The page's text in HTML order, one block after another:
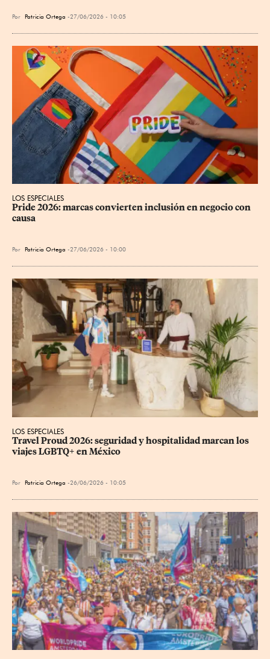
Por Patricia Ortega 27/06/2026 - 10:05
LOS ESPECIALES
Pride 2026: marcas convierten inclusión en negocio con
causa
Por Patricia Ortega 27/06/2026 - 10:00
LOS ESPECIALES
Travel Proud 2026: seguridad y hospitalidad marcan los
viajes LGBTQ+ en México
Por Patricia Ortega 26/06/2026 - 10:05